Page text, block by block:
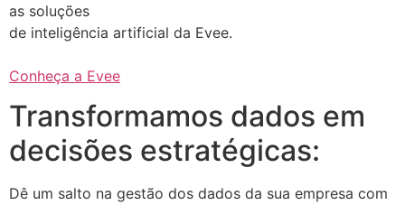
as soluções
de inteligência artificial da Evee.
Conheça a Evee
Transformamos dados em
decisões estratégicas:
Dê um salto na gestão dos dados da sua empresa com